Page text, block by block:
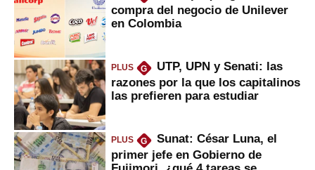
compra del negocio de Unilever
en Colombia
PLUS G
UTP, UPN y Senati: las
razones por la que los capitalinos
las prefieren para estudiar
PLUS G
Sunat: César Luna, el
primer jefe en Gobierno de